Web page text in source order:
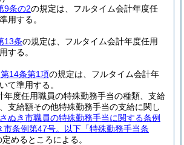
9条の2の規定は、フルタイム会計年度任
用する。
13条の規定は、フルタイム会計年度任用
する。
14条第1項の規定は、フルタイム会計年
て準用する。
年度任用職員の特殊勤務手当の種類、支給
支給額その他特殊勤務手当の支給に関し
さぬき市職員の特殊勤務手当に関する条例
市条例第47号。以下「特殊勤務手当条
定めるところによる。